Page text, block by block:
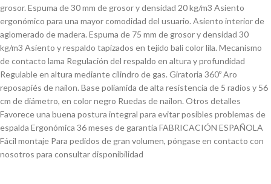
grosor. Espuma de 30 mm de grosor y densidad 20 kg/m3 Asiento
ergonómico para una mayor comodidad del usuario. Asiento interior de
aglomerado de madera. Espuma de 75 mm de grosor y densidad 30
kg/m3 Asiento y respaldo tapizados en tejido bali color lila. Mecanismo
de contacto lama Regulación del respaldo en altura y profundidad
Regulable en altura mediante cilindro de gas. Giratoria 360º Aro
reposapiés de nailon. Base poliamida de alta resistencia de 5 radios y 56
cm de diámetro, en color negro Ruedas de nailon. Otros detalles
Favorece una buena postura integral para evitar posibles problemas de
espalda Ergonómica 36 meses de garantía FABRICACIÓN ESPAÑOLA
Fácil montaje Para pedidos de gran volumen, póngase en contacto con
nosotros para consultar disponibilidad